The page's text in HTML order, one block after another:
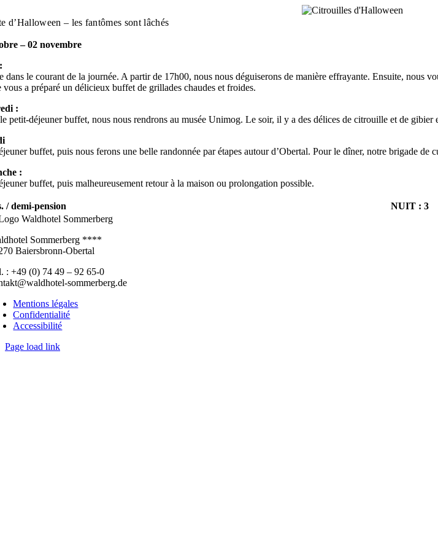
tod’Halloween – les fantômes sont lâchés
– 02 novembre
dans le courant de la journée. A partir de 17h00, nous nous déguiserons de manière effrayante. Ensuite, nous
vous a préparé un délicieux buffet de grillades chaudes et froides.
:
petit-déjeuner buffet, nous nous rendrons au musée Unimog. Le soir, il y a des délices de citrouille et de
buffet, puis nous ferons une belle randonnée par étapes autour d’Obertal. Pour le dîner, notre brigade de
:
buffet, puis malheureusement retour à la maison ou prolongation possible.
/ demi-pension NUIT : 3
Sommerberg ****
Baiersbronn-Obertal
: +49 (0) 74 49 – 92 65-0
sommerberg.de
Mentions légales
Confidentialité
Accessibilité
Page load link